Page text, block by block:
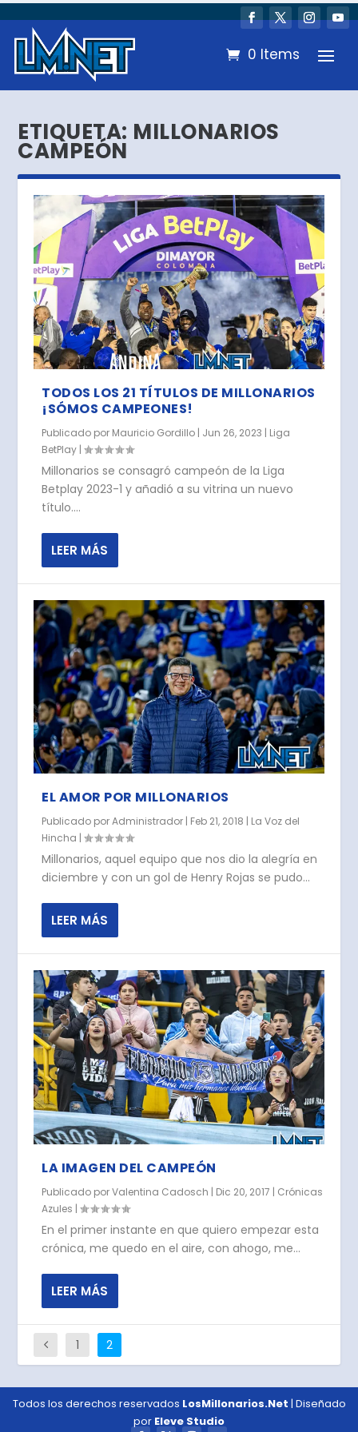
0 Items
ETIQUETA: MILLONARIOS
CAMPEÓN
TODOS LOS 21 TÍTULOS DE MILLONARIOS
¡SÓMOS CAMPEONES!
Publicado por Mauricio Gordillo | Jun 26, 2023 | Liga
BetPlay |
Millonarios se consagró campeón de la Liga
Betplay 2023-1 y añadió a su vitrina un nuevo
título....
LEER MÁS
EL AMOR POR MILLONARIOS
Publicado porAdministrador | Feb 21, 2018 | La Voz del
Hincha |
Millonarios, aquel equipo que nos dio la alegría en
diciembre y con un gol de Henry Rojas se pudo...
LEER MÁS
LA IMAGEN DEL CAMPEÓN
Publicado porValentina Cadosch | Dic 20, 2017 | Crónicas
Azules |
En el primer instante en que quiero empezar esta
crónica, me quedo en el aire, con ahogo, me...
LEER MÁS
1 2
Todos los derechos reservados LosMillonarios.Net | Diseñado
por Eleve Studio